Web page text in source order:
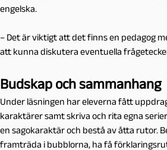
engelska.
– Det är viktigt att det finns en pedagog
att kunna diskutera eventuella
Budskap och sammanhang
Under läsningen har eleverna fått
karaktärer samt skriva och rita egna
en sagokaraktär och bestå av åtta rutor.
framträda i bubblorna, ha få